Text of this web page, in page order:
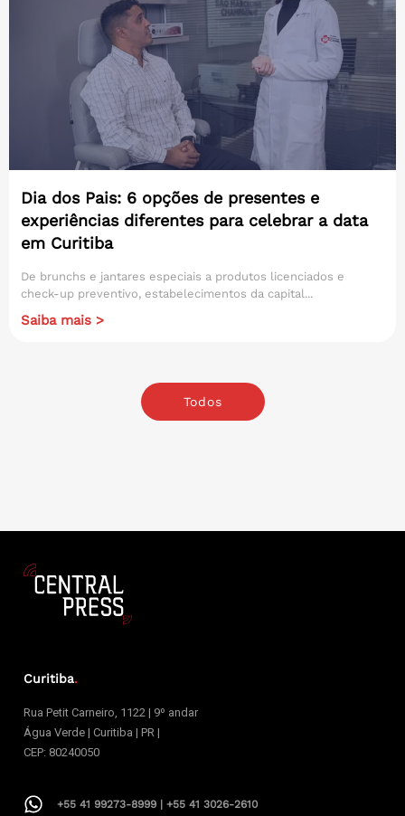
Dia dos Pais: 6 opções de presentes e
experiências diferentes para celebrar a data
em Curitiba
De brunchs e jantares especiais a produtos licenciados e
check-up preventivo, estabelecimentos da capital...
Saiba mais >
Todos
Curitiba.
Rua Petit Carneiro, 1122 | 9º andar
Água Verde | Curitiba | PR |
CEP: 80240050
+55 41 99273-8999 | +55 41 3026-2610